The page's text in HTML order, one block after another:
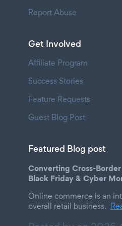
Report Abuse
Get Involved
Affiliate Program
Success Stories
Feature Requests
Guest Blog Post
Featured Blog post
Converting Cross-
Black Friday & Cyber
Online commerce is an
overall retail business.